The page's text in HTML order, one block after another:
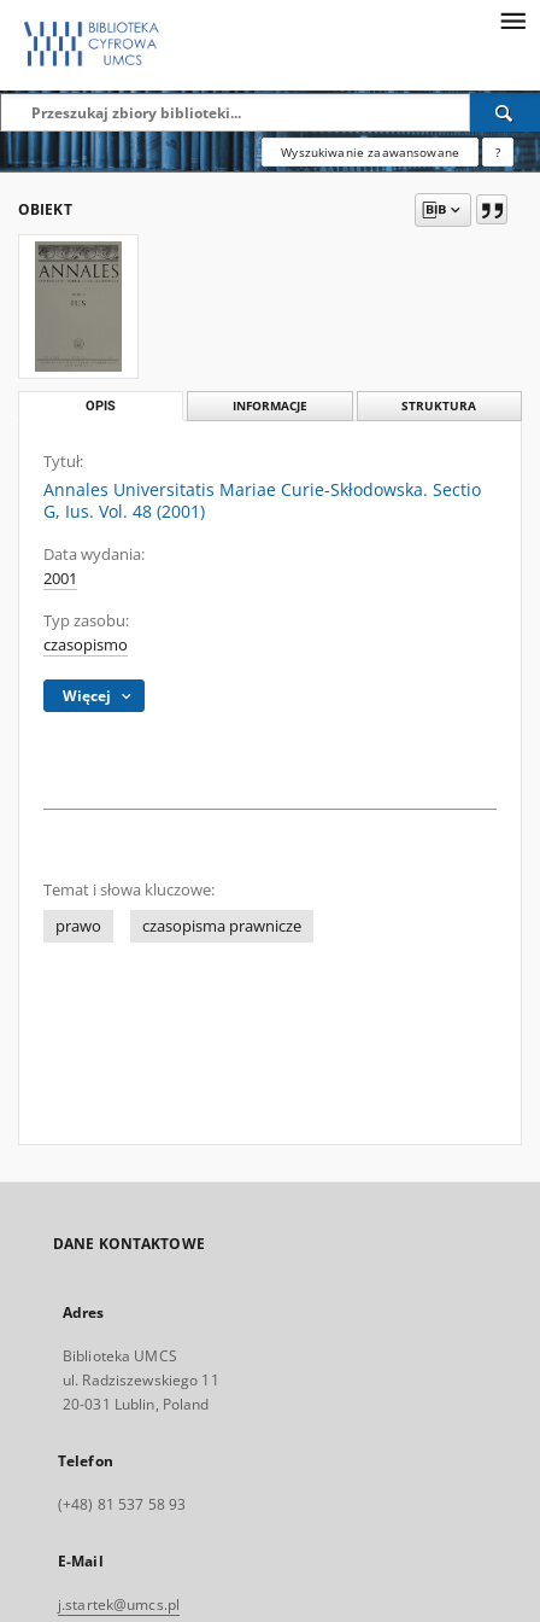
Wyszukiwanie zaawansowane ?
OBIEKT
OPIS INFORMACJE STRUKTURA
Tytuł:
Annales Universitatis Mariae Curie-Skłodowska. Sectio
G, Ius. Vol. 48 (2001)
Data wydania:
2001
Typ zasobu:
czasopismo
Więcej
Temat i słowa kluczowe:
prawo
czasopisma prawnicze
DANE KONTAKTOWE
Adres
Biblioteka UMCS
ul. Radziszewskiego 11
20-031 Lublin, Poland
Telefon
(+48) 81 537 58 93
E-Mail
j.startek@umcs.pl